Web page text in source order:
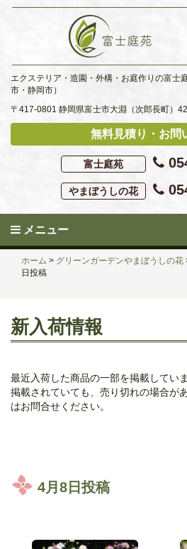
Skip
エクステリア・造園・外構・お庭作りの富士
市・静岡市）
〒417-0801 静岡県富士市大淵（次郎長町）
無料見積り・お問
富士庭苑
やまぼうしの花
メニュー
ホーム > グリーンガーデンやまぼうしの花
日投稿
新入荷情報
最近入荷した商品の一部を掲載してい
掲載されていても、売り切れの場合が
はお問合せください。
4月8日投稿